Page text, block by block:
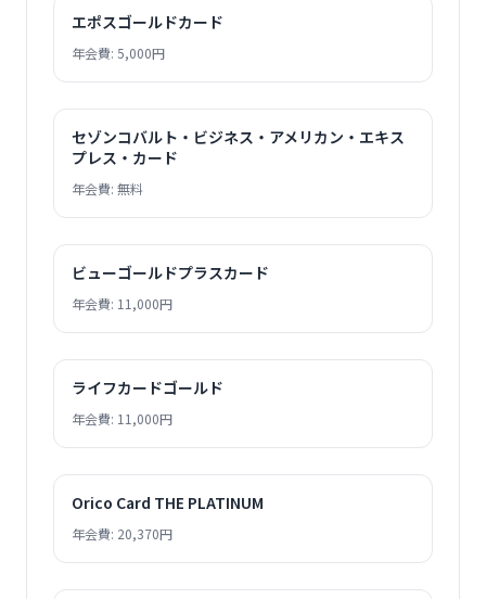
エポスゴールドカード
年会費: 5,000円
セゾンコバルト・ビジネス・アメリカン・エキス
プレス・カード
年会費: 無料
ビューゴールドプラスカード
年会費: 11,000円
ライフカードゴールド
年会費: 11,000円
Orico Card THE PLATINUM
年会費: 20,370円